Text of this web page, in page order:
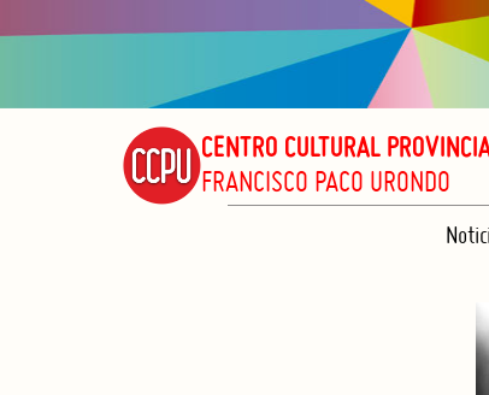
CENTRO CULTURAL
FRANCISCO PACO URONDO